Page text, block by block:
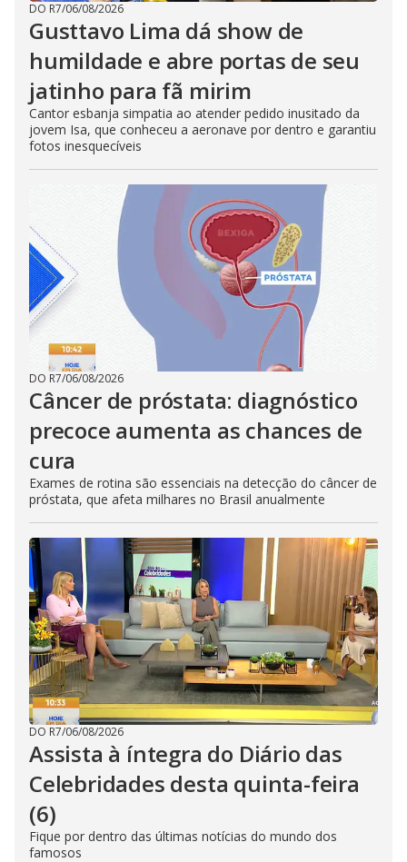
DO R7/06/08/2026
Gusttavo Lima dá show de
humildade e abre portas de seu
jatinho para fã mirim
Cantor esbanja simpatia ao atender pedido inusitado da
jovem Isa, que conheceu a aeronave por dentro e garantiu
fotos inesquecíveis
DO R7/06/08/2026
Câncer de próstata: diagnóstico
precoce aumenta as chances de
cura
Exames de rotina são essenciais na detecção do câncer de
próstata, que afeta milhares no Brasil anualmente
DO R7/06/08/2026
Assista à íntegra do Diário das
Celebridades desta quinta-feira
(6)
Fique por dentro das últimas notícias do mundo dos
famosos